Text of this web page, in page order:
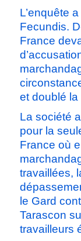
L’enquête
Fecundis.
France
et doublé
La société
pour la
France où
travaillées,
le Gard
Tarascon
travailleurs